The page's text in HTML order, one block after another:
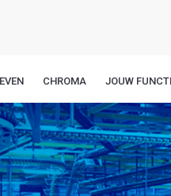
CHROMA JOUW